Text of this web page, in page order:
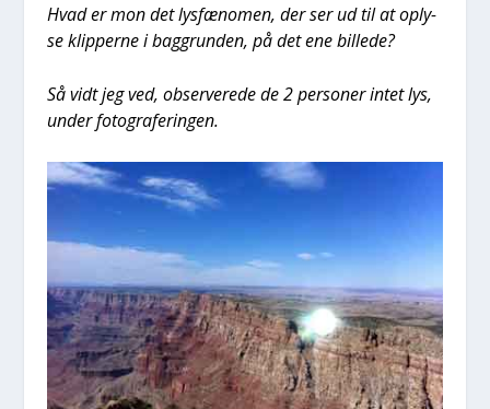
Hvad er mon det lys­fæ­no­men, der ser ud til at oply­
se klip­per­ne i bag­grun­den, på det ene bil­le­de?
Så vidt jeg ved, obser­ve­re­de de 2 per­so­ner intet lys,
under foto­gra­fe­rin­gen.